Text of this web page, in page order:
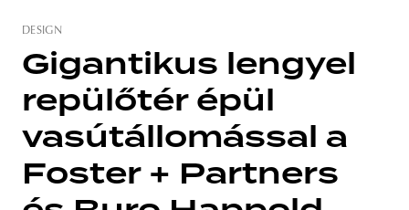
budapest poland branding
DESIGN
Gigantikus lengyel
repülőtér épül
vasútállomással a
Foster + Partners